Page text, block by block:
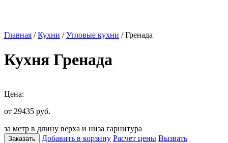
Главная /Кухни /Угловые кухни / Гренада
Кухня Гренада
Цена:
от 29435 руб.
за метр в длину верха и низа гарнитура
Заказать Добавить в корзину Расчет цены Вызвать